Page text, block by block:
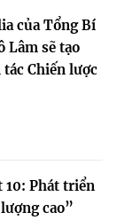
của Tổng Bí
Lâm sẽ tạo
Chiến lược
10: Phát triển
cao”